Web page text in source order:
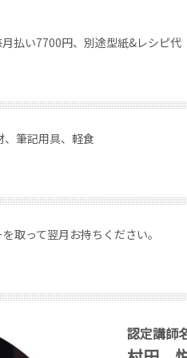
払い7700円、別途型紙&レシピ
筆記用具、軽食
取って翌月お持ちください。
認定講師